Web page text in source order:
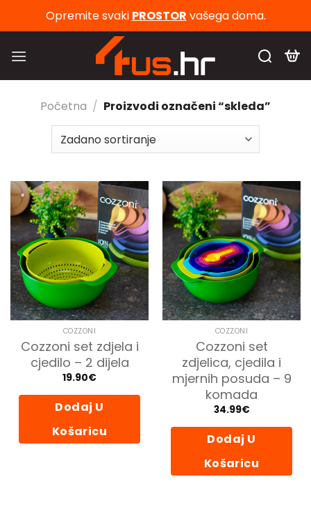
Opremite svaki PROSTOR vašega doma.
Početna / Proizvodi označeni “skleda”
COZZONI
Cozzoni set zdjela i
cjedilo – 2 dijela
19.90€
Dodaj U
Košaricu
COZZONI
Cozzoni set
zdjelica, cjedila i
mjernih posuda – 9
komada
34.99€
Dodaj U
Košaricu